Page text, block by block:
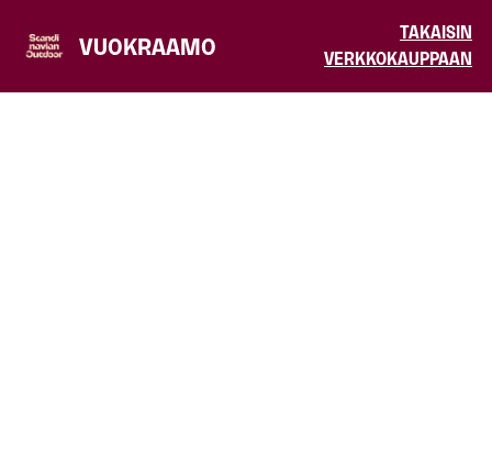
VUOKRAAMO
TAKAISIN
VERKKOKAUPPAAN